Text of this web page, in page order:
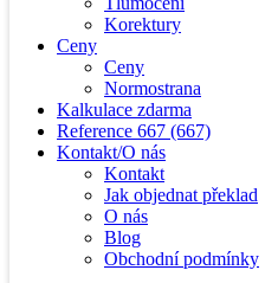
Korektury
Ceny
Ceny
Normostrana
Kalkulace zdarma
Reference 667 (667)
Kontakt/O nás
Kontakt
Jak objednat překlad
O nás
Blog
Obchodní podmínky